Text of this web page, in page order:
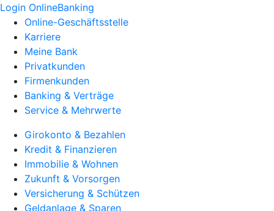
Login OnlineBanking
Online-Geschäftsstelle
Karriere
Meine Bank
Privatkunden
Firmenkunden
Banking & Verträge
Service & Mehrwerte
Girokonto & Bezahlen
Kredit & Finanzieren
Immobilie & Wohnen
Zukunft & Vorsorgen
Versicherung & Schützen
Geldanlage & Sparen